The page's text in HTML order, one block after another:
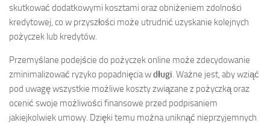
skutkować dodatkowymi kosztami oraz obniżeniem zdolności
kredytowej, co w przyszłości może utrudnić uzyskanie kolejnych
pożyczek lub kredytów.
Przemyślane podejście do pożyczek online może zdecydowanie
zminimalizować ryzyko popadnięcia wdługi. Ważne jest, aby wziąć
pod uwagę wszystkie możliwe koszty związane z pożyczką oraz
ocenić swoje możliwości finansowe przed podpisaniem
jakiejkolwiek umowy. Dzięki temu można uniknąć nieprzyjemnych